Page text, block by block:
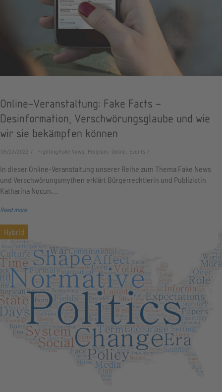
Online-Veranstaltung: Fake Facts –
Desinformation, Verschwörungsglaube und wie
wir sie bekämpfen können
05/23/2022 Fighting Fake News, Program, Online, Events
In dieser Online-Veranstaltung unserer Reihe zum Thema Fake News
und Verschwörungsmythen erklärt Bürgerrechtlerin und Publizistin
Katharina Nocun,…
Read more